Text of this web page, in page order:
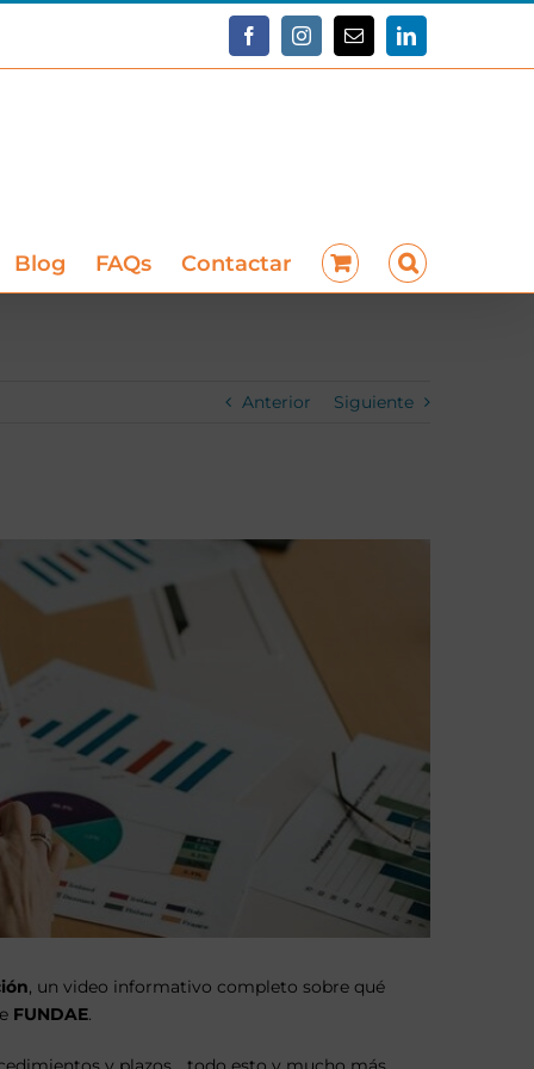
FacebookInstagramCorreo
electrónico
LinkedIn
Blog FAQs Contactar
Anterior Siguiente
, un video informativo completo sobre qué
FUNDAE.